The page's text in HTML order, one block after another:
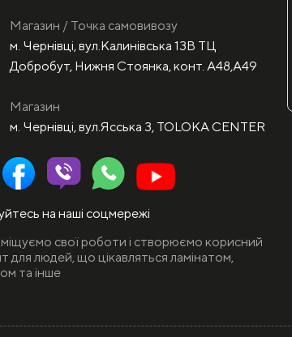
Магазин / Точка самовивозу
м. Чернівці, вул.Калинівська 13В ТЦ
Добробут, Нижня Стоянка, конт. А48,А49
Магазин
м. Чернівці, вул.Ясська 3, TOLOKA CENTER
на наші соцмережі
свої роботи і створюємо корисний
для людей, що цікавляться ламінатом,
та інше